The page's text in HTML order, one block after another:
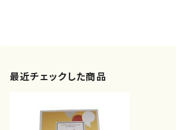
最近チェックした商品